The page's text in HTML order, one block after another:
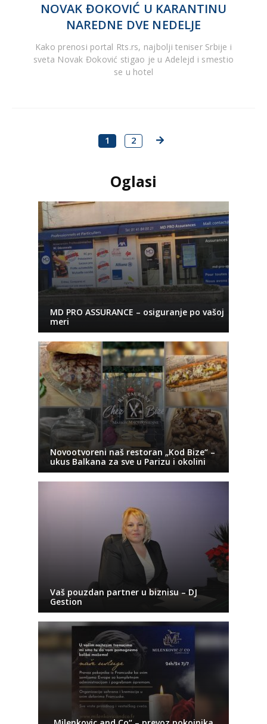
NOVAK ĐOKOVIĆ U KARANTINU
NAREDNE DVE NEDELJE
Kako prenosi portal Rts.rs, najbolji teniser Srbije i
sveta Novak Đoković stigao je u Adelejd i smestio
se u hotel
1 2
Oglasi
MD PRO ASSURANCE – osiguranje po vašoj
meri
Novootvoreni naš restoran „Kod Bize“ –
ukus Balkana za sve u Parizu i okolini
Vaš pouzdan partner u biznisu – DJ
Gestion